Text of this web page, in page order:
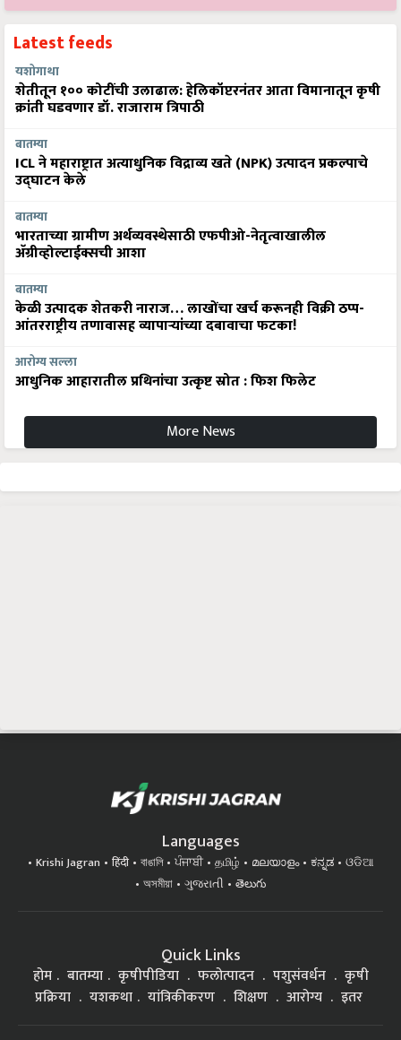
Latest feeds
यशोगाथा
शेतीतून १०० कोटींची उलाढाल: हेलिकॉप्टरनंतर आता विमानातून कृषी
क्रांती घडवणार डॉ. राजाराम त्रिपाठी
बातम्या
ICL ने महाराष्ट्रात अत्याधुनिक विद्राव्य खते (NPK) उत्पादन प्रकल्पाचे
उद्घाटन केले
बातम्या
भारताच्या ग्रामीण अर्थव्यवस्थेसाठी एफपीओ-नेतृत्वाखालील
अ‍ॅग्रीव्होल्टाईक्सची आशा
बातम्या
केळी उत्पादक शेतकरी नाराज… लाखोंचा खर्च करूनही विक्री ठप्प-
आंतरराष्ट्रीय तणावासह व्यापाऱ्यांच्या दबावाचा फटका!
आरोग्य सल्ला
आधुनिक आहारातील प्रथिनांचा उत्कृष्ट स्रोत : फिश फिलेट
More News
Languages
Krishi Jagran हिंदी বাঙালি ਪੰਜਾਬੀ தமிழ் മലയാളം ಕನ್ನಡ
ଓଡିଆ
অসমীয়া
ગુજરાતી తెలుగు
Quick Links
होम बातम्या कृषीपीडिया फलोत्पादन पशुसंवर्धन
कृषी
प्रक्रिया
यशकथा यांत्रिकीकरण शिक्षण आरोग्य इतर